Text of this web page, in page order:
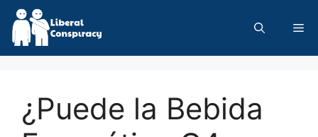
Skip
content
¿Puede la Bebida